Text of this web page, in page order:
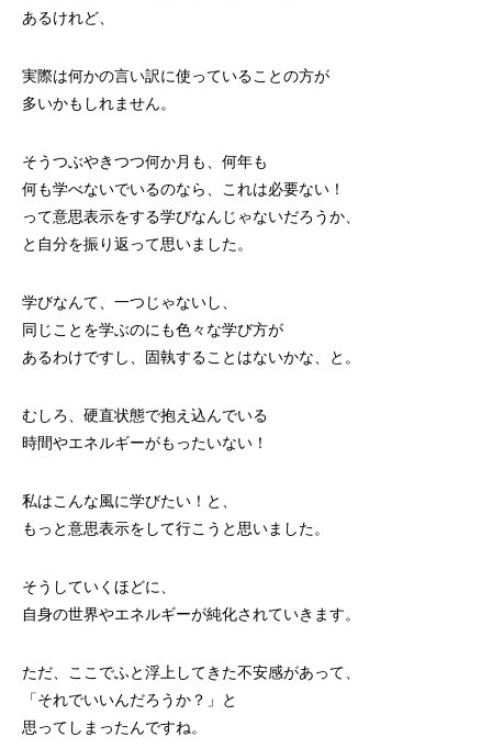
あるけれど、
実際は何かの言い訳に使っていることの方が
多いかもしれません。
そうつぶやきつつ何か月も、何年も
何も学べないでいるのなら、これは必要ない！
って意思表示をする学びなんじゃないだろうか、
と自分を振り返って思いました。
学びなんて、一つじゃないし、
同じことを学ぶのにも色々な学び方が
あるわけですし、固執することはないかな、と。
むしろ、硬直状態で抱え込んでいる
時間やエネルギーがもったいない！
私はこんな風に学びたい！と、
もっと意思表示をして行こうと思いました。
そうしていくほどに、
自身の世界やエネルギーが純化されていきます。
ただ、ここでふと浮上してきた不安感があって、
「それでいいんだろうか？」と
思ってしまったんですね。